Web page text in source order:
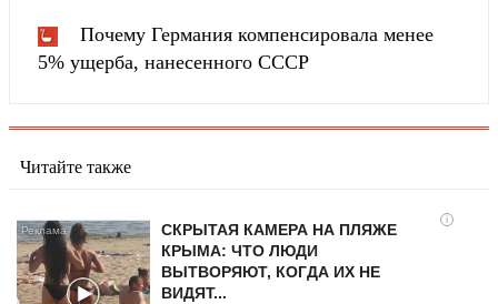
Почему Германия компенсировала менее
5% ущерба, нанесенного СССР
Читайте также
i
СКРЫТАЯ КАМЕРА НА ПЛЯЖЕ
КРЫМА: ЧТО ЛЮДИ
ВЫТВОРЯЮТ, КОГДА ИХ НЕ
ВИДЯТ...